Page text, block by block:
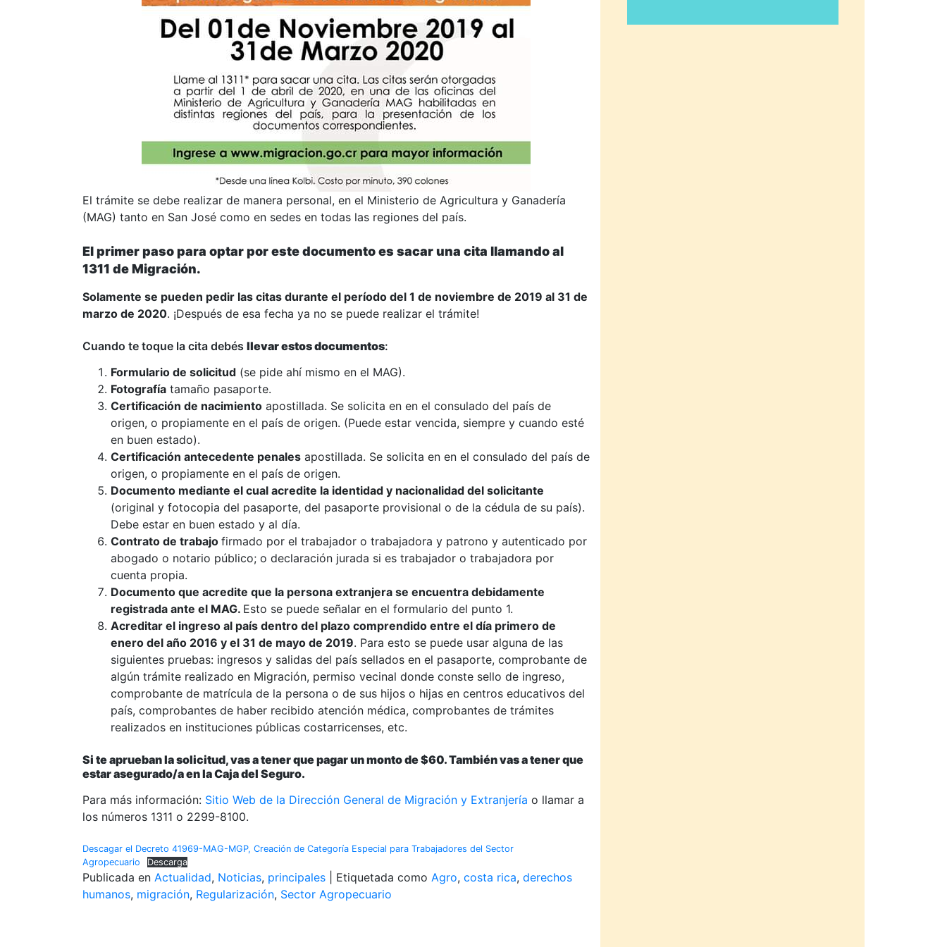
El trámite se debe realizar de manera personal, en el Ministerio de Agricultura y Ganadería
(MAG) tanto en San José como en sedes en todas las regiones del país.
El primer paso para optar por este documento es sacar una cita llamando al
1311 de Migración.
Solamente se pueden pedir las citas durante el período del 1 de noviembre de 2019 al 31 de
marzo de 2020. ¡Después de esa fecha ya no se puede realizar el trámite!
Cuando te toque la cita debés llevar estos documentos:
Formulario de solicitud (se pide ahí mismo en el MAG).
Fotografía tamaño pasaporte.
Certificación de nacimiento apostillada. Se solicita en en el consulado del país de
origen, o propiamente en el país de origen. (Puede estar vencida, siempre y cuando esté
en buen estado).
Certificación antecedente penales apostillada. Se solicita en en el consulado del país de
origen, o propiamente en el país de origen.
Documento mediante el cual acredite la identidad y nacionalidad del solicitante
(original y fotocopia del pasaporte, del pasaporte provisional o de la cédula de su país).
Debe estar en buen estado y al día.
Contrato de trabajo firmado por el trabajador o trabajadora y patrono y autenticado por
abogado o notario público; o declaración jurada si es trabajador o trabajadora por
cuenta propia.
Documento que acredite que la persona extranjera se encuentra debidamente
registrada ante el MAG. Esto se puede señalar en el formulario del punto 1.
Acreditar el ingreso al país dentro del plazo comprendido entre el día primero de
enero del año 2016 y el 31 de mayo de 2019. Para esto se puede usar alguna de las
siguientes pruebas: ingresos y salidas del país sellados en el pasaporte, comprobante de
algún trámite realizado en Migración, permiso vecinal donde conste sello de ingreso,
comprobante de matrícula de la persona o de sus hijos o hijas en centros educativos del
país, comprobantes de haber recibido atención médica, comprobantes de trámites
realizados en instituciones públicas costarricenses, etc.
Si te aprueban la solicitud, vas a tener que pagar un monto de $60. También vas a tener que
estar asegurado/a en la Caja del Seguro.
Para más información: Sitio Web de la Dirección General de Migración y Extranjería o llamar a
los números 1311 o 2299-8100.
Descagar el Decreto 41969-MAG-MGP, Creación de Categoría Especial para Trabajadores del Sector
Agropecuario
Descarga
Publicada en Actualidad, Noticias, principales Etiquetada como Agro, costa rica, derechos
humanos, migración, Regularización, Sector Agropecuario